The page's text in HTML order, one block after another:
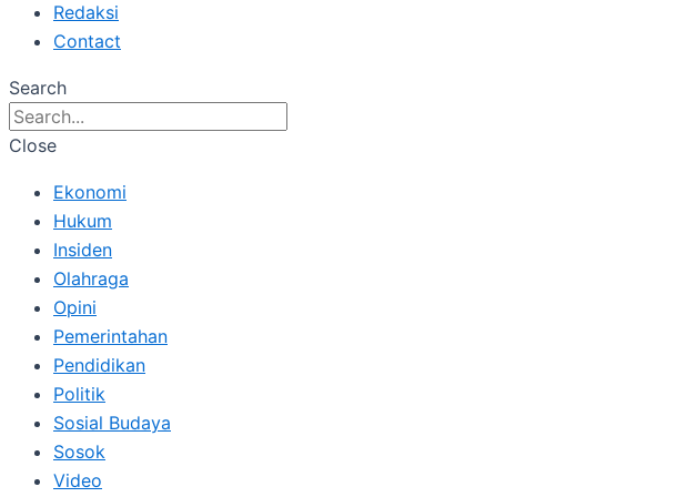
Redaksi
Contact
Search
Close
Ekonomi
Hukum
Insiden
Olahraga
Opini
Pemerintahan
Pendidikan
Politik
Sosial Budaya
Sosok
Video